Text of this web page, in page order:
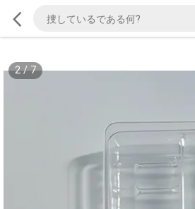
2/7